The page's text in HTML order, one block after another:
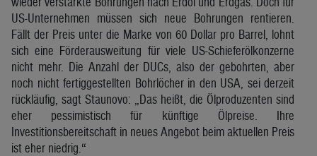
US-Unternehmen müssen sich neue Bohrungen rentieren.
Fällt der Preis unter die Marke von 60 Dollar pro Barrel, lohnt
sich eine Förderausweitung für viele US-Schieferölkonzerne
nicht mehr. Die Anzahl der DUCs, also der gebohrten, aber
noch nicht fertiggestellten Bohrlöcher in den USA, sei derzeit
rückläufig, sagt Staunovo: „Das heißt, die Ölproduzenten sind
eher pessimistisch für künftige Ölpreise. Ihre
Investitionsbereitschaft in neues Angebot beim aktuellen Preis
ist eher niedrig.“